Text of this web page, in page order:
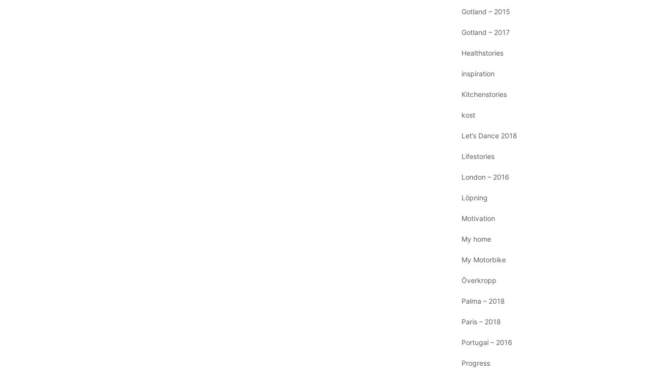
Gotland – 2015
Gotland – 2017
Healthstories
inspiration
Kitchenstories
kost
Let’s Dance 2018
Lifestories
London – 2016
Löpning
Motivation
My home
My Motorbike
Överkropp
Palma – 2018
Paris – 2018
Portugal – 2016
Progress